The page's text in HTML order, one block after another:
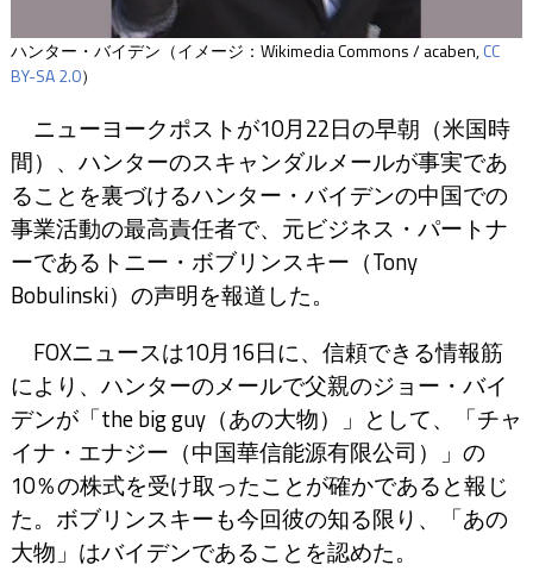
ハンター・バイデン（イメージ：Wikimedia Commons / acaben,CC
BY-SA 2.0）
ニューヨークポストが10月22日の早朝（米国時
間）、ハンターのスキャンダルメールが事実であ
ることを裏づけるハンター・バイデンの中国での
事業活動の最高責任者で、元ビジネス・パートナ
ーであるトニー・ボブリンスキー（Tony
Bobulinski）の声明を報道した。
FOXニュースは10月16日に、信頼できる情報筋
により、ハンターのメールで父親のジョー・バイ
デンが「the big guy（あの大物）」として、「チャ
イナ・エナジー（中国華信能源有限公司）」の
10％の株式を受け取ったことが確かであると報じ
た。ボブリンスキーも今回彼の知る限り、「あの
大物」はバイデンであることを認めた。